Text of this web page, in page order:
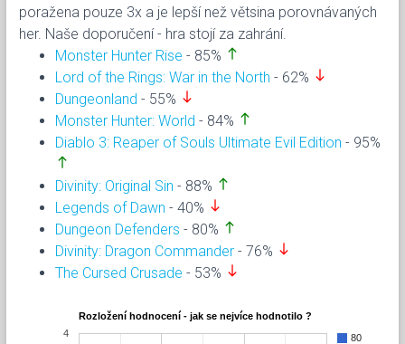
poražena pouze 3x a je lepší než větsina porovnávaných
her. Naše doporučení - hra stojí za zahrání.
Monster Hunter Rise - 85% north
Lord of the Rings: War in the North - 62% south
Dungeonland - 55% south
Monster Hunter: World - 84% north
Diablo 3: Reaper of Souls Ultimate Evil Edition - 95%
north
Divinity: Original Sin - 88% north
Legends of Dawn - 40% south
Dungeon Defenders - 80% north
Divinity: Dragon Commander - 76% south
The Cursed Crusade - 53% south
Rozložení hodnocení - jak se nejvíce hodnotilo ?
80
4